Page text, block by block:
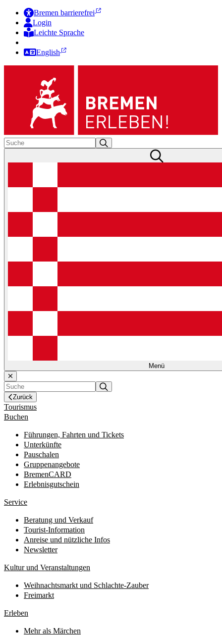
Bremen barrierefrei
Login
Leichte Sprache
English
Menü
Zurück
Tourismus
Buchen
Führungen, Fahrten und Tickets
Unterkünfte
Pauschalen
Gruppenangebote
BremenCARD
Erlebnisgutschein
Service
Beratung und Verkauf
Tourist-Information
Anreise und nützliche Infos
Newsletter
Kultur und Veranstaltungen
Weihnachtsmarkt und Schlachte-Zauber
Freimarkt
Erleben
Mehr als Märchen